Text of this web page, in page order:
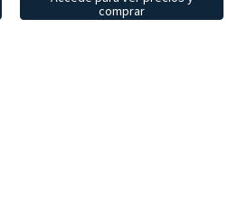
comprar